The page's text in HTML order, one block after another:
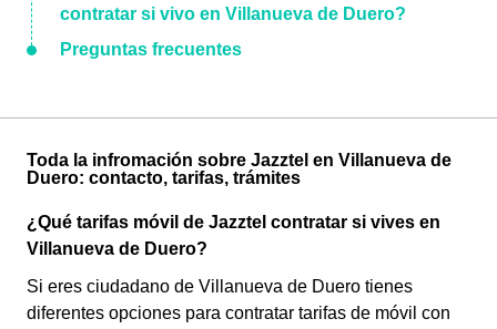
contratar si vivo en Villanueva de Duero?
Preguntas frecuentes
Toda la infromación sobre Jazztel en Villanueva de
Duero: contacto, tarifas, trámites
¿Qué tarifas móvil de Jazztel contratar si vives en
Villanueva de Duero?
Si eres ciudadano de Villanueva de Duero tienes
diferentes opciones para contratar tarifas de móvil con